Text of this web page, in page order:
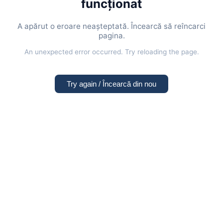
funcționat
A apărut o eroare neașteptată. Încearcă să reîncarci
pagina.
An unexpected error occurred. Try reloading the page.
Try again / Încearcă din nou